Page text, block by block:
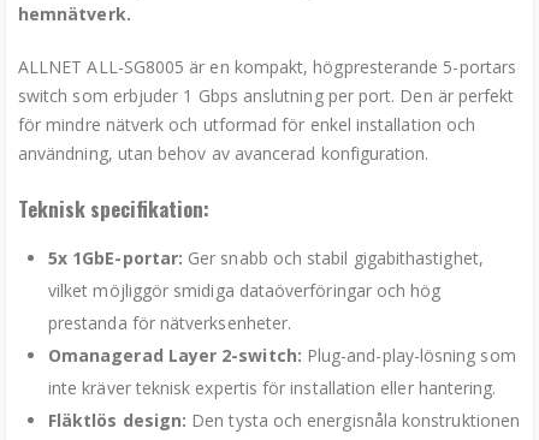
hemnätverk.
ALLNET ALL-SG8005 är en kompakt, högpresterande 5-portars
switch som erbjuder 1 Gbps anslutning per port. Den är perfekt
för mindre nätverk och utformad för enkel installation och
användning, utan behov av avancerad konfiguration.
Teknisk specifikation:
5x 1GbE-portar: Ger snabb och stabil gigabithastighet,
vilket möjliggör smidiga dataöverföringar och hög
prestanda för nätverksenheter.
Omanagerad Layer 2-switch: Plug-and-play-lösning som
inte kräver teknisk expertis för installation eller hantering.
Fläktlös design: Den tysta och energisnåla konstruktionen